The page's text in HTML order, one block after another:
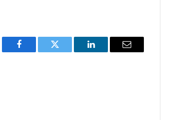
Facebook Twitter LinkedIn Email